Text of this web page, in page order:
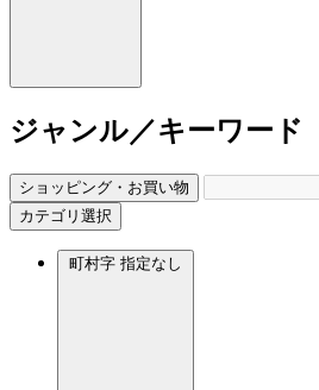
ジャンル／キーワード
ショッピング・お買い物
カテゴリ選択
町村字 指定なし